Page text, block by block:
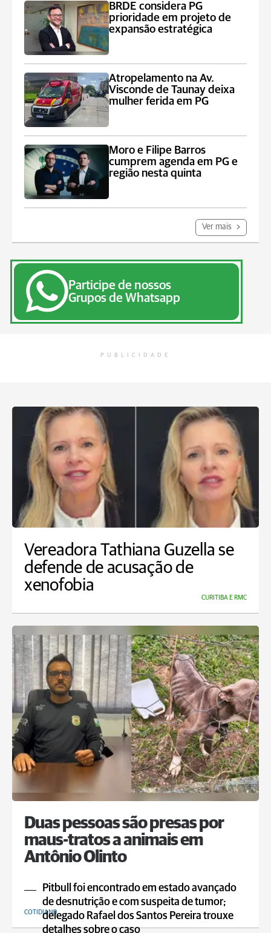
BRDE considera PG
prioridade em projeto de
expansão estratégica
Atropelamento na Av.
Visconde de Taunay deixa
mulher ferida em PG
Moro e Filipe Barros
cumprem agenda em PG e
região nesta quinta
Ver mais
Participe de nossos
Grupos de Whatsapp
PUBLICIDADE
Vereadora Tathiana Guzella se
defende de acusação de
xenofobia
CURITIBA E RMC
Duas pessoas são presas por
maus-tratos a animais em
Antônio Olinto
Pitbull foi encontrado em estado avançado
de desnutrição e com suspeita de tumor;
delegado Rafael dos Santos Pereira trouxe
detalhes sobre o caso
COTIDIANO